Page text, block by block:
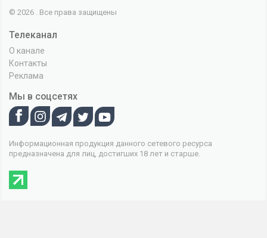
© 2026 . Все права защищены
Телеканал
О канале
Контакты
Реклама
Мы в соцсетях
Информационная продукция данного сетевого ресурса
предназначена для лиц, достигших 18 лет и старше.